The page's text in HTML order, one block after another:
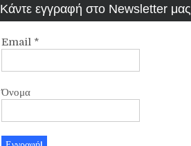
Κάντε εγγραφή στο Newsletter μας
Email *
Όνομα